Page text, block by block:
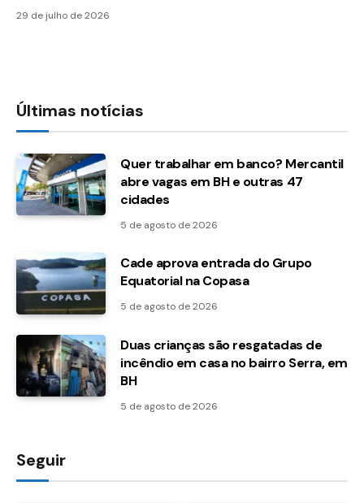
29 de julho de 2026
Últimas notícias
Quer trabalhar em banco? Mercantil
abre vagas em BH e outras 47
cidades
5 de agosto de 2026
Cade aprova entrada do Grupo
Equatorial na Copasa
5 de agosto de 2026
Duas crianças são resgatadas de
incêndio em casa no bairro Serra, em
BH
5 de agosto de 2026
Seguir